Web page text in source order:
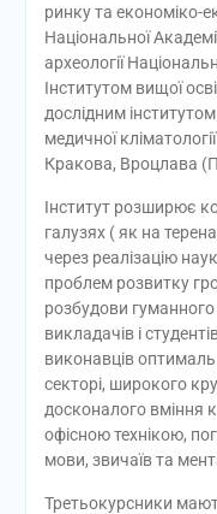
ринку та економіко-
Національної
археології
Інститутом вищої
дослідним
медичної
Кракова, Вроцлава
Інститут розширює
галузях ( як на
через реалізацію
проблем розвитку
розбудови
викладачів і
виконавців
секторі, широкого
досконалого вміння
офісною технікою,
мови, звичаїв та
Третьокурсники